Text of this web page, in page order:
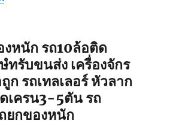
งหนัก รถ10ล้อติด
ทรับขนส่ง เครื่องจักร
ก รถเทลเลอร์ หัวลาก
เครน3-5ตัน รถ
ยกของหนัก